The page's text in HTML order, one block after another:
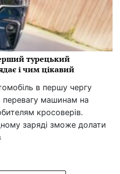
турецький
і чим цікавий
в першу чергу
перевагу машинам на
кросоверів.
заряді зможе долати